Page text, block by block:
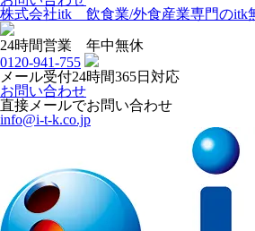
株式会社itk 飲食業/外食産業専門のitk
24時間営業 年中無休
0120-941-755
メール受付24時間365日対応
お問い合わせ
直接メールでお問い合わせ
info@i-t-k.co.jp